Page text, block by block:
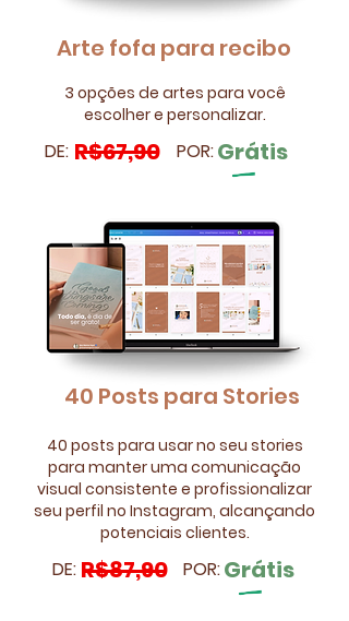
Arte fofa para recibo
3 opções de artes para você
escolher e personalizar.
40 Posts para Stories​
DE: R$67,90 POR:Grátis
40 posts para usar no seu stories
para manter uma comunicação
visual consistente e profissionalizar
seu perfil no Instagram, alcançando
potenciais clientes.
DE: R$87,90 POR:Grátis